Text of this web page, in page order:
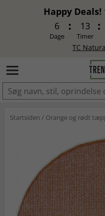
Happy Deals!
6
Dage
13
Timer
TC
LAGT I
Startsiden / Orange og rødt